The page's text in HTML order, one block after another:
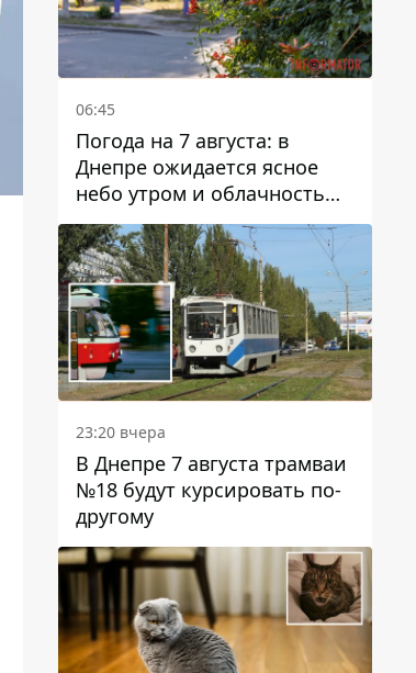
06:45
Погода на 7 августа: в
Днепре ожидается ясное
небо утром и облачность
после обеда
23:20 вчера
В Днепре 7 августа трамваи
№18 будут курсировать по-
другому